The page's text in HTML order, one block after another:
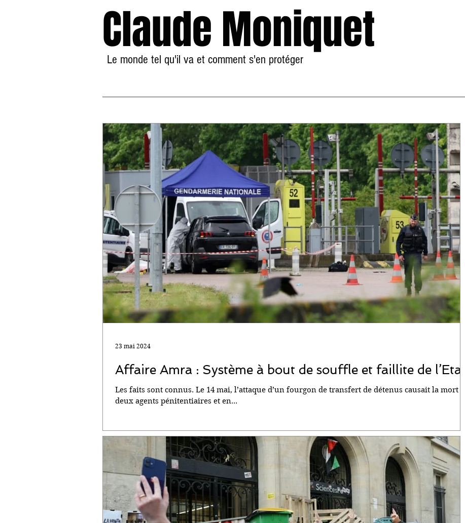
Claude Moniquet
Le monde tel qu'il va et comment s'en protéger
Affaire Amra : Système à bout de souffle et faillite de l’Etat
Les faits sont connus. Le 14 mai, l’attaque d’un fourgon de transfert de détenus causait la mort de
deux agents pénitentiaires et en...
23 mai 2024